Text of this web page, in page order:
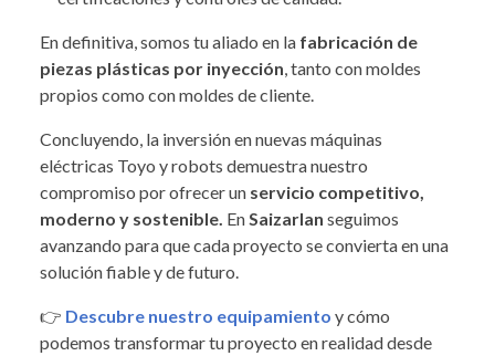
En definitiva, somos tu aliado en la fabricación de
piezas plásticas por inyección , tanto con moldes
propios como con moldes de cliente.
Concluyendo, la inversión en nuevas máquinas
eléctricas Toyo y robots demuestra nuestro
compromiso por ofrecer un servicio competitivo,
moderno y sostenible. En Saizarlan seguimos
avanzando para que cada proyecto se convierta en una
solución fiable y de futuro.
👉 Descubre nuestro equipamiento y cómo
podemos transformar tu proyecto en realidad desde